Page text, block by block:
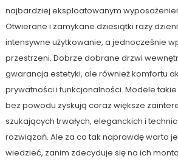
najbardziej eksploatowanym
Otwierane i zamykane dziesiątki razy
intensywne użytkowanie, a jednocześnie
przestrzeni. Dobrze dobrane drzwi
gwarancja estetyki, ale również komfortu
prywatności i funkcjonalności. Modele takie
bez powodu zyskują coraz większe
szukających trwałych, eleganckich i
rozwiązań. Ale za co tak naprawdę warto
wiedzieć, zanim zdecyduje się na ich